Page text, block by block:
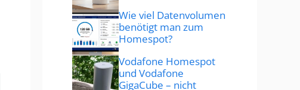
Wie viel Datenvolumen
benötigt man zum
Homespot?
Vodafone Homespot
und Vodafone
GigaCube – nicht